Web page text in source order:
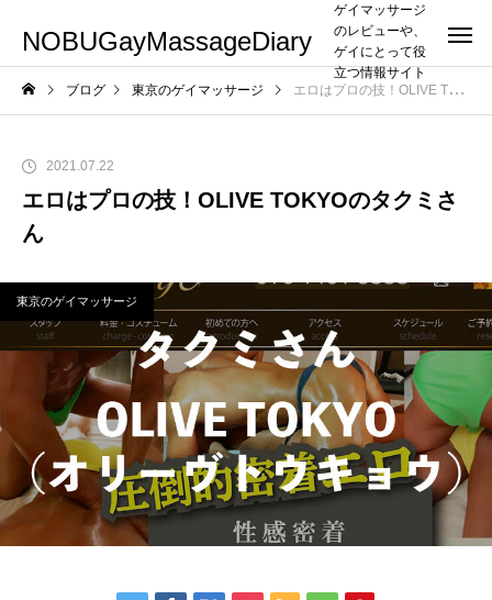
NOBUGayMassageDiary
ゲイマッサージ
のレビューや、
ゲイにとって役
立つ情報サイト
ブログ
東京のゲイマッサージ エロはプロの技！OLIVE TOKYOのタクミさん
2021.07.22
エロはプロの技！OLIVE TOKYOのタクミさ
ん
東京のゲイマッサージ